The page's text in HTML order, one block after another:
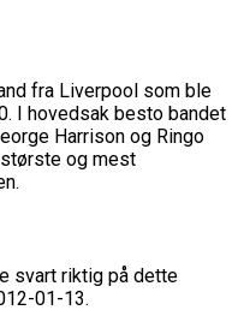
fra Liverpool som ble
I hovedsak besto bandet
Harrison og Ringo
og mest
svart riktig på dette
01-13.